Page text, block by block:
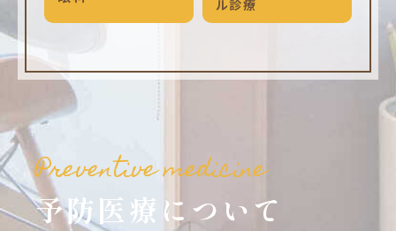
ル診療
Preventive medicine
予防医療について